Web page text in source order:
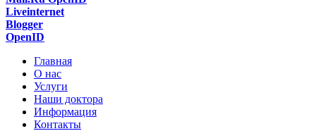
Liveinternet
Blogger
OpenID
Главная
О нас
Услуги
Наши доктора
Информация
Контакты